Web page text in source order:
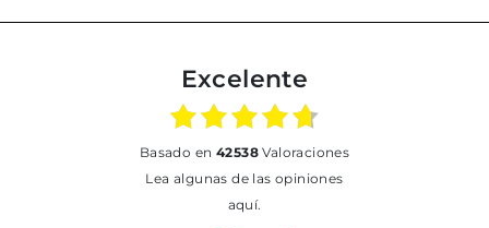
Excelente
basado en 42538Valoraciones
Lea algunas de las opiniones
aquí.